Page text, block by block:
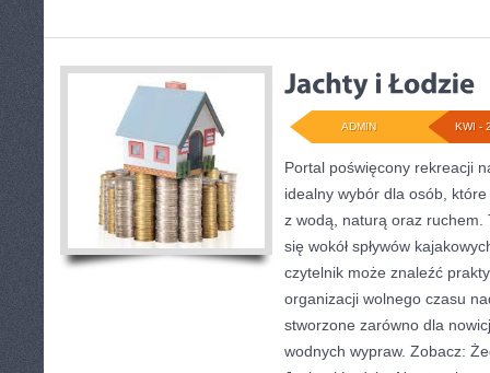
KWI -
ADMIN
Portal poświęcony rekreacji
idealny wybór dla osób,
z wodą, naturą oraz ruchem.
się wokół spływów
czytelnik może znaleźć
organizacji wolnego czasu
stworzone zarówno dla
wodnych wypraw. Zobacz: